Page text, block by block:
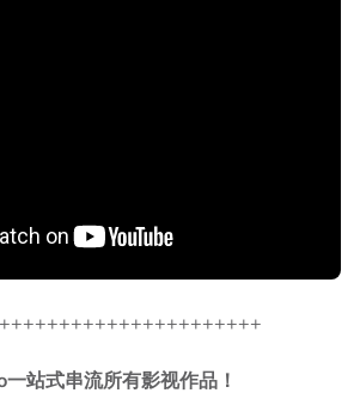
站式串流所有影视作品！